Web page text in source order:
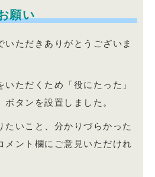
願い
いただきありがとうございま
ただくため「役にたった」
ボタンを設置しました。
たいこと、分かりづらかった
メント欄にご意見いただけれ